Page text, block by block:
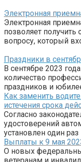
Электронная
Электронная
позволяет
вопросу, который
Праздники в
В сентябре 2023
количество
праздников и
Как заменить
истечения срока
Согласно
удостоверений
установлен один раз
Выплаты к 9 мая
О новых